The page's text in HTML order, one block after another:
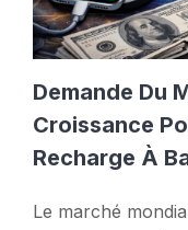
Demande Du
Croissance
Recharge À
Le marché